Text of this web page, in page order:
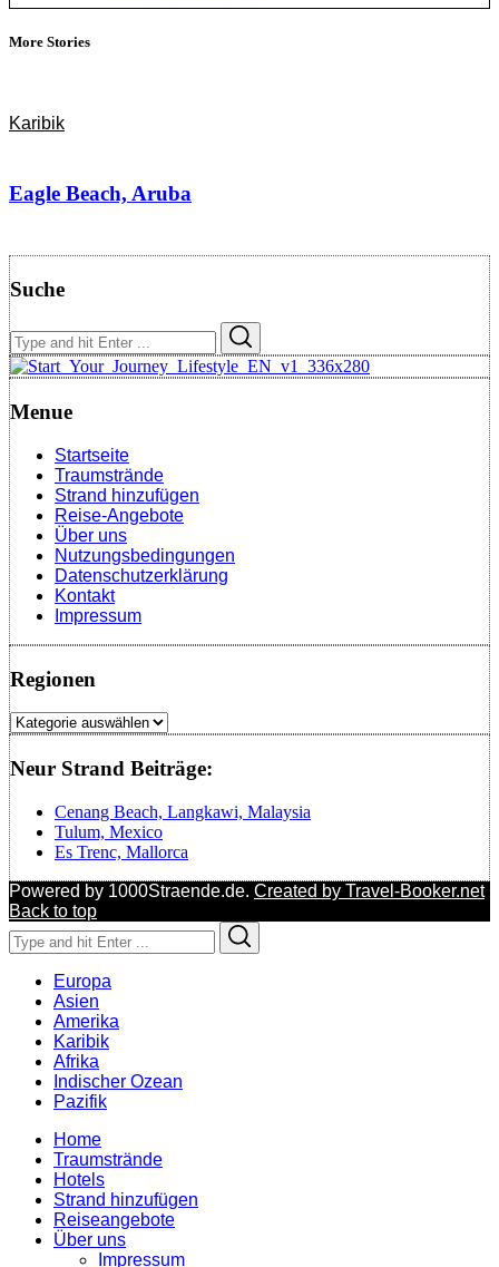
More Stories
Karibik
Eagle Beach, Aruba
Suche
Search
for:
Menue
Startseite
Traumstrände
Strand hinzufügen
Reise-Angebote
Über uns
Nutzungsbedingungen
Datenschutzerklärung
Kontakt
Impressum
Regionen
Regionen
Neur Strand Beiträge:
Cenang Beach, Langkawi, Malaysia
Tulum, Mexico
Es Trenc, Mallorca
Powered by 1000Straende.de. Created by Travel-Booker.net
Back to top
Search
for:
Europa
Asien
Amerika
Karibik
Afrika
Indischer Ozean
Pazifik
Home
Traumstrände
Hotels
Strand hinzufügen
Reiseangebote
Über uns
Impressum